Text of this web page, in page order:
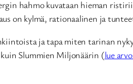
hahmo kuvataan hieman
on kylmä, rationaalinen ja
ja tapa miten tarinan
Slummien Miljonäärin (lue